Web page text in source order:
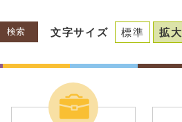
検索 文字サイズ 標準 拡大